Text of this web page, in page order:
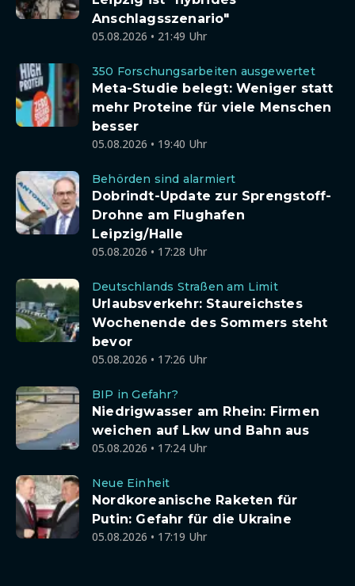
Anschlagsszenario"
05.08.2026 • 21:49 Uhr
350 Forschungsarbeiten ausgewertet
Meta-Studie belegt: Weniger statt
mehr Proteine für viele Menschen
besser
05.08.2026 • 19:40 Uhr
Behörden sind alarmiert
Dobrindt-Update zur Sprengstoff-
Drohne am Flughafen
Leipzig/Halle
05.08.2026 • 17:28 Uhr
Deutschlands Straßen am Limit
Urlaubsverkehr: Staureichstes
Wochenende des Sommers steht
bevor
05.08.2026 • 17:26 Uhr
BIP in Gefahr?
Niedrigwasser am Rhein: Firmen
weichen auf Lkw und Bahn aus
05.08.2026 • 17:24 Uhr
Neue Einheit
Nordkoreanische Raketen für
Putin: Gefahr für die Ukraine
05.08.2026 • 17:19 Uhr